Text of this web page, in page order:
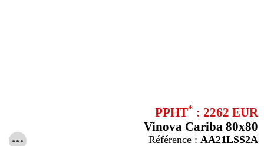
PPHT* : 2262 EUR
Vinova Cariba 80x80
Référence : AA21LSS2A